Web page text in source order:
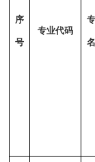
序
号
专业代码